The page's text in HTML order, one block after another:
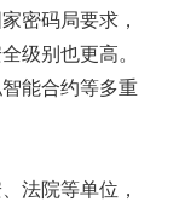
密码局要求，
级别也更高。
能合约等多重
法院等单位，